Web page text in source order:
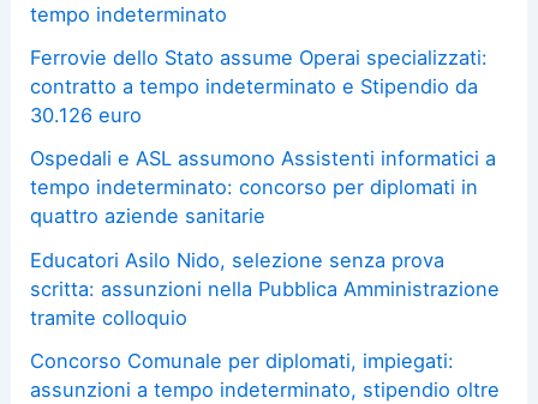
tempo indeterminato
Ferrovie dello Stato assume Operai specializzati:
contratto a tempo indeterminato e Stipendio da
30.126 euro
Ospedali e ASL assumono Assistenti informatici a
tempo indeterminato: concorso per diplomati in
quattro aziende sanitarie
Educatori Asilo Nido, selezione senza prova
scritta: assunzioni nella Pubblica Amministrazione
tramite colloquio
Concorso Comunale per diplomati, impiegati:
assunzioni a tempo indeterminato, stipendio oltre